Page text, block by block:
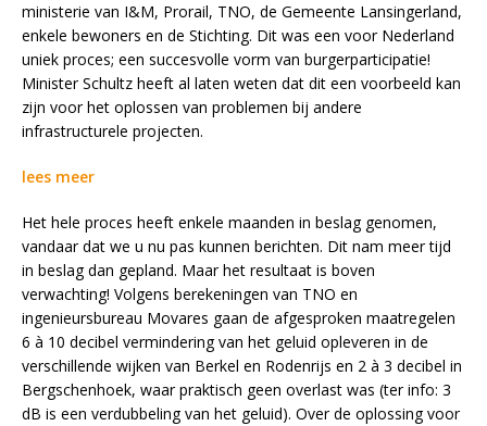
ministerie van I&M, Prorail, TNO, de Gemeente Lansingerland,
enkele bewoners en de Stichting. Dit was een voor Nederland
uniek proces; een succesvolle vorm van burgerparticipatie!
Minister Schultz heeft al laten weten dat dit een voorbeeld kan
zijn voor het oplossen van problemen bij andere
infrastructurele projecten.
lees meer
Het hele proces heeft enkele maanden in beslag genomen,
vandaar dat we u nu pas kunnen berichten. Dit nam meer tijd
in beslag dan gepland. Maar het resultaat is boven
verwachting! Volgens berekeningen van TNO en
ingenieursbureau Movares gaan de afgesproken maatregelen
6 à 10 decibel vermindering van het geluid opleveren in de
verschillende wijken van Berkel en Rodenrijs en 2 à 3 decibel in
Bergschenhoek, waar praktisch geen overlast was (ter info: 3
dB is een verdubbeling van het geluid). Over de oplossing voor